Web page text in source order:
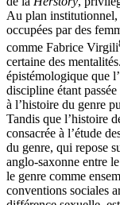
Au plan institutionnel,
occupées par des
comme Fabrice Virgili
certaine des
épistémologique que
discipline étant
à l’histoire du genre
Tandis que l’histoire
consacrée à l’étude
du genre, qui repose
anglo-saxonne entre
le genre comme
conventions sociales